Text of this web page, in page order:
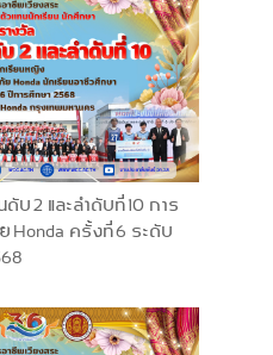
บ 2 และลำดับที่ 10 การ
ครั้งที่ 6 ระดับ